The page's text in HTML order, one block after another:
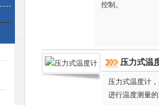
控制。
压力式温
压力式温度计
进行温度测量的